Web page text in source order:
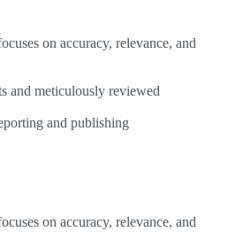
on accuracy, relevance, and
and meticulously reviewed
and publishing
on accuracy, relevance, and